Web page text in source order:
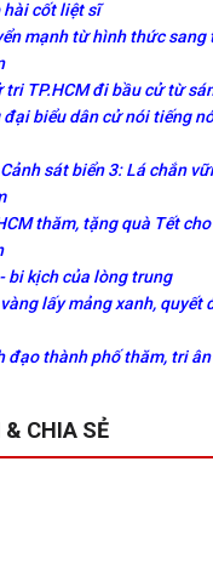
hài cốt liệt sĩ
mạnh từ hình thức
tri TP.HCM đi bầu cử từ
đại biểu dân cử nói tiếng
sát biển 3: Lá chắn
thăm, tặng quà Tết
bi kịch của lòng trung
lấy mảng xanh, quyết
đạo thành phố thăm, tri
CHIA SẺ